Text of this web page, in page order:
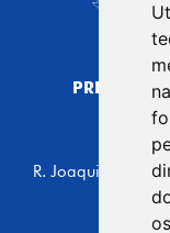
R. Joaquim das